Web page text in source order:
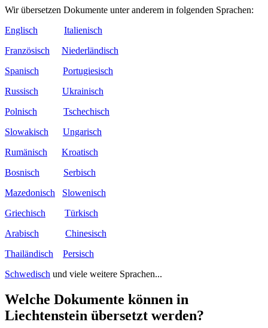
Wir übersetzen Dokumente unter anderem in folgenden Sprachen:
Englisch
Italienisch
Französisch
Niederländisch
Spanisch
Portugiesisch
Russisch
Ukrainisch
Polnisch
Tschechisch
Slowakisch
Ungarisch
Rumänisch
Kroatisch
Bosnisch
Serbisch
Mazedonisch
Slowenisch
Griechisch
Türkisch
Arabisch
Chinesisch
Thailändisch
Persisch
Schwedisch und viele weitere Sprachen...
Welche Dokumente können in
Liechtenstein übersetzt werden?